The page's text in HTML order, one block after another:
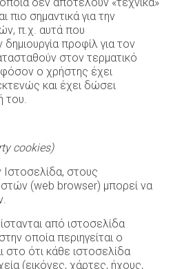
πιο σημαντικά για την
π.χ. αυτά που
δημιουργία προφίλ για τον
στον τερματικό
ο χρήστης έχει
και έχει δώσει
του.
cookies)
Ιστοσελίδα, στους
(web browser) μπορεί να
από ιστοσελίδα
οποία περιηγείται ο
στο ότι κάθε ιστοσελίδα
(εικόνες, χάρτες, ήχους,